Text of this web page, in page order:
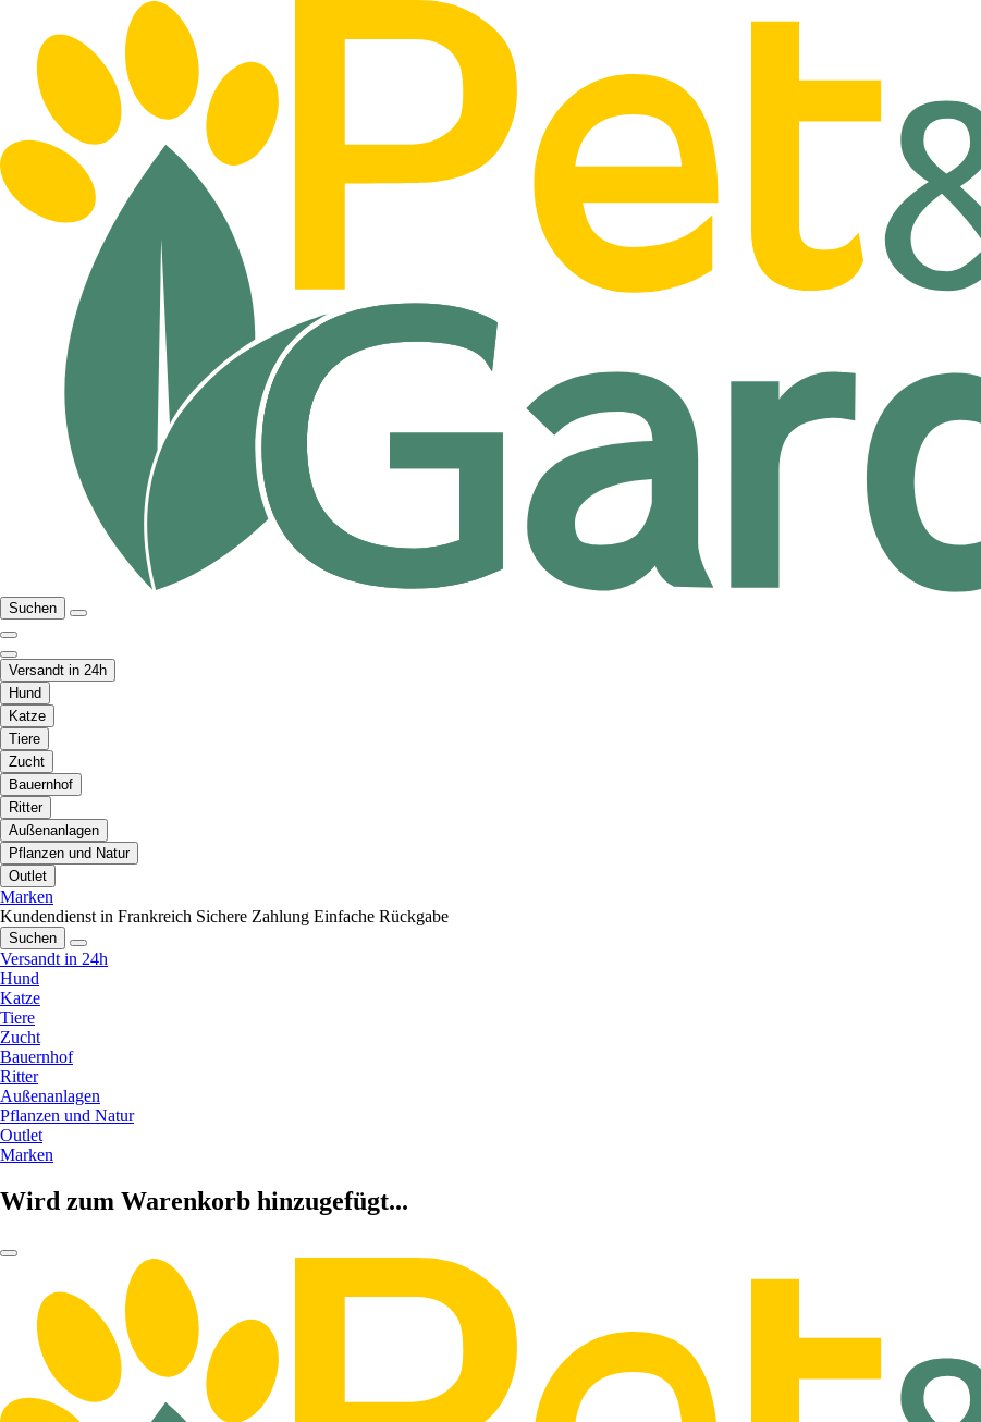
Suchen
Versandt in 24h
Hund
Katze
Tiere
Zucht
Bauernhof
Ritter
Außenanlagen
Pflanzen und Natur
Outlet
Marken
Kundendienst in Frankreich Sichere Zahlung Einfache Rückgabe
Suchen
Versandt in 24h
Hund
Katze
Tiere
Zucht
Bauernhof
Ritter
Außenanlagen
Pflanzen und Natur
Outlet
Marken
Wird zum Warenkorb hinzugefügt...